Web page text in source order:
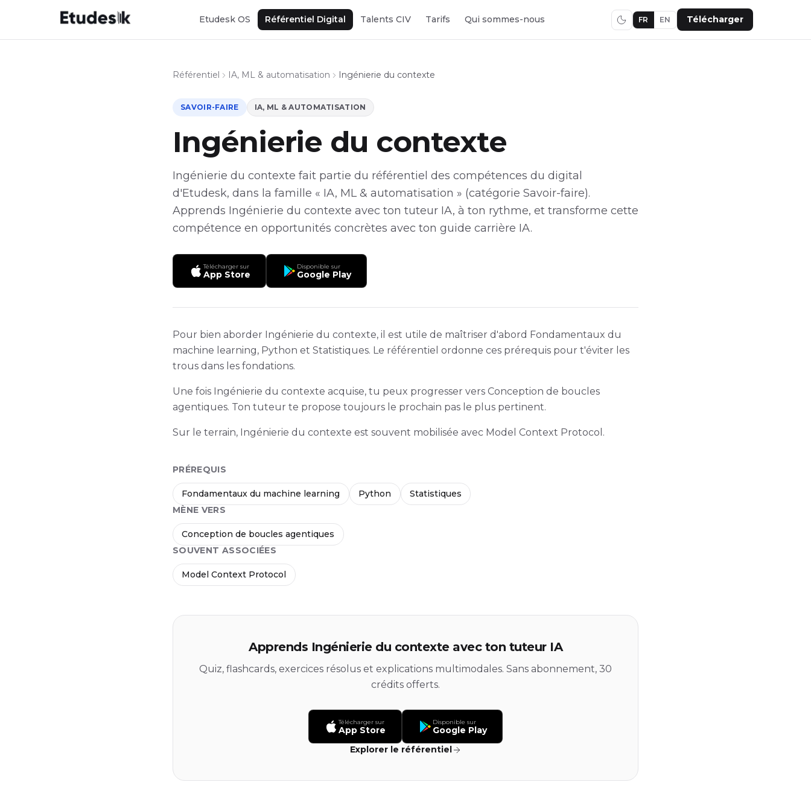
Etudesk OS Référentiel Digital Talents CIV Tarifs Qui sommes-nous FR EN Télécharger
Référentiel IA, ML & automatisation Ingénierie du contexte
SAVOIR-FAIRE IA, ML & AUTOMATISATION
Ingénierie du contexte
Ingénierie du contexte fait partie du référentiel des compétences du digital
d'Etudesk, dans la famille « IA, ML & automatisation » (catégorie Savoir-faire).
Apprends Ingénierie du contexte avec ton tuteur IA, à ton rythme, et transforme cette
compétence en opportunités concrètes avec ton guide carrière IA.
Télécharger sur
App Store
Disponible sur
Google Play
Pour bien aborder Ingénierie du contexte, il est utile de maîtriser d'abord Fondamentaux du
machine learning, Python et Statistiques. Le référentiel ordonne ces prérequis pour t'éviter les
trous dans les fondations.
Une fois Ingénierie du contexte acquise, tu peux progresser vers Conception de boucles
agentiques. Ton tuteur te propose toujours le prochain pas le plus pertinent.
Sur le terrain, Ingénierie du contexte est souvent mobilisée avec Model Context Protocol.
PRÉREQUIS
Fondamentaux du machine learning Python
Statistiques
MÈNE VERS
Conception de boucles agentiques
SOUVENT ASSOCIÉES
Model Context Protocol
Apprends Ingénierie du contexte avec ton tuteur IA
Quiz, flashcards, exercices résolus et explications multimodales. Sans abonnement, 30
crédits offerts.
Télécharger sur
App Store
Disponible sur
Google Play
Explorer le référentiel